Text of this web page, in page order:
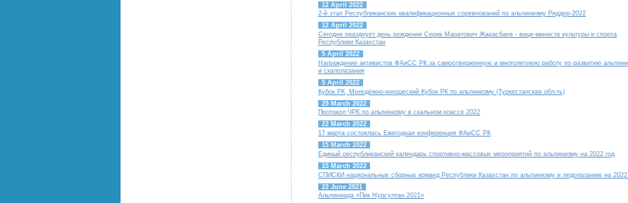
12 April 2022
2-й этап Республиканских квалификационных соревнований по альпинизму Риддер-2022
12 April 2022
Сегодня празднует день рождения Серик Маратович Жарасбаев - вице-министр культуры и спорта
Республики Казахстан
5 April 2022
Награждение активистов ФАиСС РК за самоотверженную и многолетнюю работу по развитию
и скалолазания
5 April 2022
Кубок РК, Молодёжно-юношеский Кубок РК по альпинизму (Туркестанская обл-ть)
29 March 2022
Протокол ЧРК по альпинизму в скальном классе 2022
22 March 2022
17 марта состоялась Ежегодная конференция ФАиСС РК
15 March 2022
Единый республиканский календарь спортивно-массовых мероприятий по альпинизму на 2022 год
15 March 2022
СПИСКИ национальных сборных команд Республики Казахстан по альпинизму и ледолазанию на 2022
22 June 2021
Альпиниада «Пик Нурсултан 2021»